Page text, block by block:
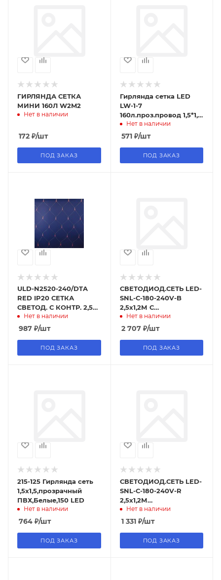
ГИРЛЯНДА СЕТКА
МИНИ 160Л W2M2
Нет в наличии
172 ₽/шт
ПОД ЗАКАЗ
Гирлянда сетка LED
LW-1-7
160л.проз.провод 1,5*1,5
СИНИЙ
Нет в наличии
571₽/шт
ПОД ЗАКАЗ
ULD-N2520-240/DTA
RED IP20 СЕТКА
СВЕТОД. С КОНТР. 2,5Х2
м, КРАСНАЯ
Нет в наличии
987 ₽/шт
ПОД ЗАКАЗ
СВЕТОДИОД.СЕТЬ LED-
SNL-С-180-240V-B
2,5х1,2М С
КОНТРОЛ.ПРОЗРАЧ.ПРОВОД
Нет в наличии
2 707₽/шт
ПОД ЗАКАЗ
215-125 Гирлянда сеть
1,5х1,5,прозрачный
ПВХ,Белые,150 LED
Нет в наличии
764 ₽/шт
ПОД ЗАКАЗ
СВЕТОДИОД.СЕТЬ LED-
SNL-С-180-240V-R
2,5х1,2М
ПРОЗРАЧ.ПРОВОД
Нет в наличии
1 331₽/шт
ПОД ЗАКАЗ